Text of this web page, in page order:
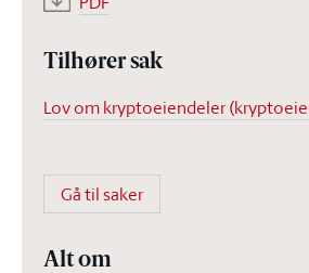
Tilhører sak
Lov om kryptoeiendeler
Gå til saker
Alt om